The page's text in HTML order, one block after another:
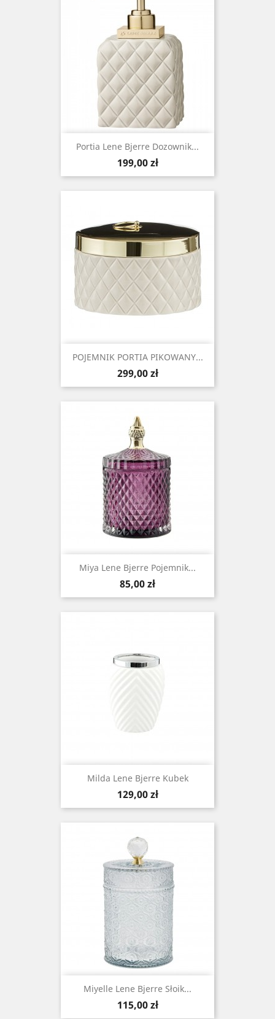
Portia Lene Bjerre Dozownik...
Cena
199,00 zł
POJEMNIK PORTIA PIKOWANY...
Cena
299,00 zł
Miya Lene Bjerre Pojemnik...
Cena
85,00 zł
Milda Lene Bjerre Kubek
Cena
129,00 zł
Miyelle Lene Bjerre Słoik...
Cena
115,00 zł